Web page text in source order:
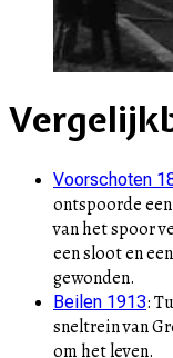
Voorschoten
ontspoorde
van het spoor
een sloot en
gewonden.
Beilen 1913:
sneltrein van
om het leven.